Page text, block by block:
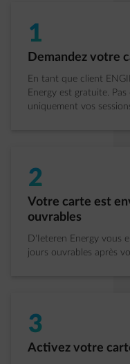
1
Étape 1 sur 4:
Demandez votre
En tant que client
Energy est gratuite.
uniquement vos
2
Étape 2 sur 4:
Votre carte est
ouvrables
D'Ieteren Energy vous
jours ouvrables après
3
Étape 3 sur 4:
Activez votre